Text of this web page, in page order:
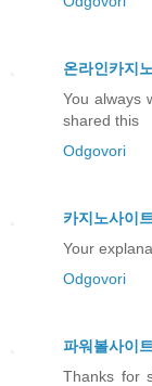
온라인카지
You always
shared this
Odgovori
카지노사이
Your
Odgovori
파워볼사이
Thanks for